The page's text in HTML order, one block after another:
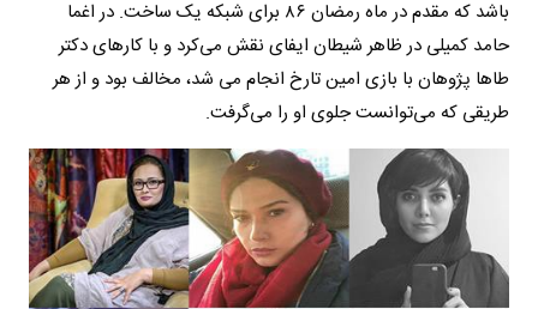
باشد که مقدم در ماه رمضان ۸۶ برای شبکه یک ساخت. در اغما
حامد کمیلی در ظاهر شیطان ایفای نقش می‌کرد و با کارهای دکتر
طاها پژوهان با بازی امین تارخ انجام می شد، مخالف بود و از هر
طریقی که می‌توانست جلوی او را می‌گرفت.